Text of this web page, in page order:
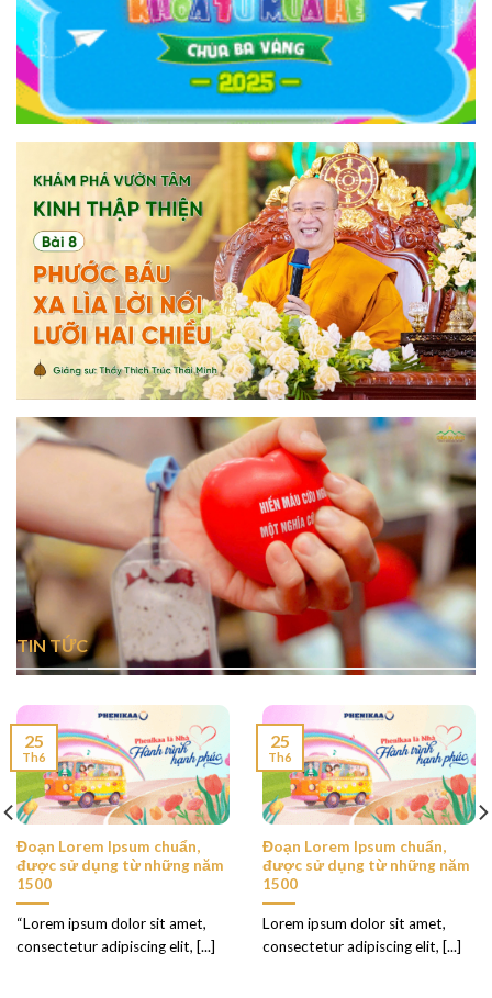
TIN TỨC
Đoạn Lorem Ipsum chuẩn,
được sử dụng từ những năm
1500
“Lorem ipsum dolor sit amet,
consectetur adipiscing elit, [...]
25
Th6
Đoạn Lorem Ipsum chuẩn,
được sử dụng từ những năm
1500
Lorem ipsum dolor sit amet,
consectetur adipiscing elit, [...]
25
Th6